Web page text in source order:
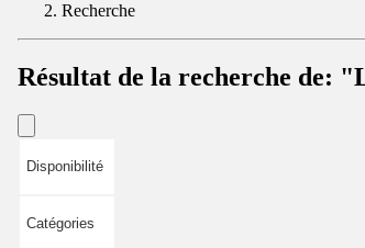
Recherche
Résultat de la recherche de:
Disponibilité
Catégories